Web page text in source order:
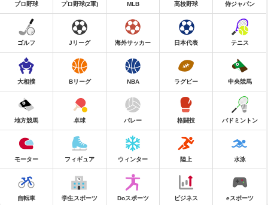
プロ野球 プロ野球(2軍) MLB 高校野球 侍ジャパン
ゴルフ Jリーグ 海外サッカー 日本代表 テニス
大相撲 Bリーグ NBA ラグビー 中央競馬
地方競馬 卓球 バレー 格闘技 バドミントン
モーター フィギュア ウィンター 陸上 水泳
自転車 学生スポーツ Doスポーツ ビジネス eスポーツ